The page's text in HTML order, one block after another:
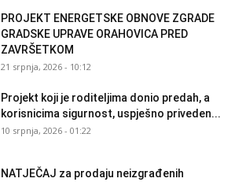
PROJEKT ENERGETSKE OBNOVE ZGRADE
GRADSKE UPRAVE ORAHOVICA PRED
ZAVRŠETKOM
21 srpnja, 2026 - 10:12
Projekt koji je roditeljima donio predah, a
korisnicima sigurnost, uspješno priveden...
10 srpnja, 2026 - 01:22
NATJEČAJ za prodaju neizgrađenih